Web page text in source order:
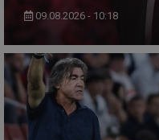
09.08.2026 - 10:18